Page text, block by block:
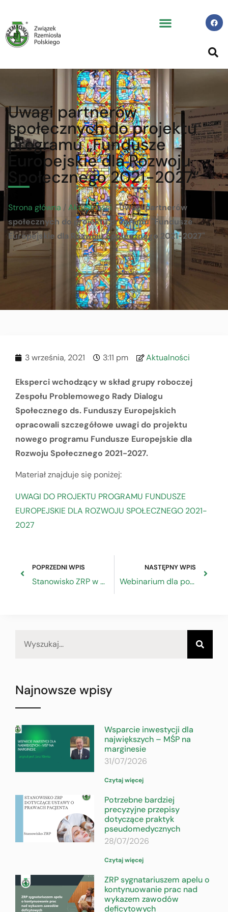
Uwagi partnerów
społecznych do projektu
programu „Fundusze
Europejskie dla Rozwoju
Społecznego 2021-2027”
Strona główna / Aktualności /Uwagi partnerów
społecznych do projektu programu "Fundusze
Europejskie dla Rozwoju Społecznego 2021-2027"
3 września, 2021 3:11 pm Aktualności
Eksperci wchodzący w skład grupy roboczej
Zespołu Problemowego Rady Dialogu
Społecznego ds. Funduszy Europejskich
opracowali szczegółowe uwagi do projektu
nowego programu Fundusze Europejskie dla
Rozwoju Społecznego 2021-2027.
Materiał znajduje się poniżej:
UWAGI DO PROJEKTU PROGRAMU FUNDUSZE
EUROPEJSKIE DLA ROZWOJU SPOŁECZNEGO 2021-
2027
POPRZEDNI WPIS
Stanowisko ZRP w sprawie projektu ustawy o zmianie ustawy o podatku dochodowym od osób fizycznych, ustawy o podatku dochodowym od osób prawnych oraz niektórych innych ustaw
NASTĘPNY WPIS
Webinarium dla polskich firm pt. „Doing business in Turkey – a Legal Perspective for Polish companies” 22.09.2021
Najnowsze wpisy
Wsparcie inwestycji dla
największych – MŚP na
marginesie
31/07/2026
Czytaj więcej
Potrzebne bardziej
precyzyjne przepisy
dotyczące praktyk
pseudomedycznych
28/07/2026
Czytaj więcej
ZRP sygnatariuszem apelu o
kontynuowanie prac nad
wykazem zawodów
deficytowych